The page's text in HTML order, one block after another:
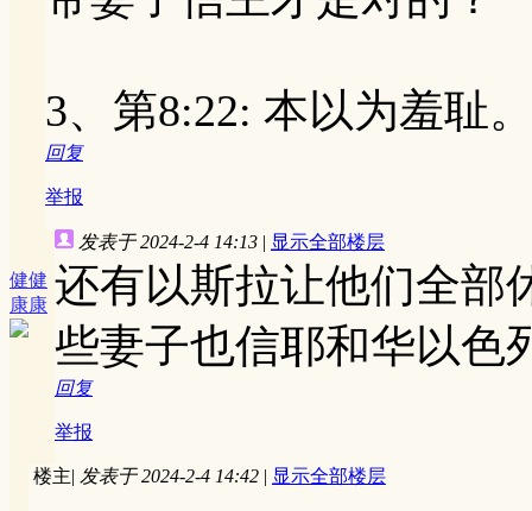
3、第8:22: 本以为羞耻
回复
举报
健健
康康
发表于 2024-2-4 14:13 | 显示全部楼层
还有以斯拉让他们全部
些妻子也信耶和华以色
回复
举报
楼主| 发表于 2024-2-4 14:42 | 显示全部楼层